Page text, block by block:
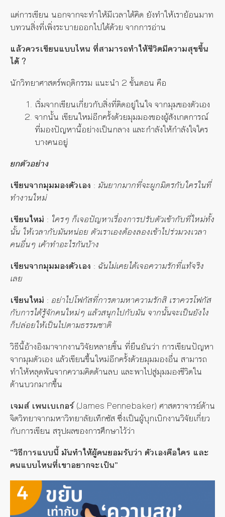
แต่การเขียน นอกจากจะทำให้มีเวลาได้คิด ยังทำให้เราย้อนมาท
บทวนสิ่งที่เพิ่งระบายออกไปได้ด้วย จากการอ่าน
แล้วควรเขียนแบบไหน ที่สามารถทำให้ชีวิตมีความสุขขึ้น
ได้ ?
นักวิทยาศาสตร์พฤติกรรม แนะนำ 2 ขั้นตอน คือ
เริ่มจากเขียนเกี่ยวกับสิ่งที่ติดอยู่ในใจ จากมุมของตัวเอง
จากนั้น เขียนใหม่อีกครั้งด้วยมุมมองของผู้สังเกตการณ์
ที่มองปัญหานี้อย่างเป็นกลาง และกำลังให้กำลังใจใคร
บางคนอยู่
ยกตัวอย่าง
เขียนจากมุมมองตัวเอง : มันยากมากที่จะผูกมิตรกับใครในที่
ทำงานใหม่
เขียนใหม่ : ใครๆ ก็เจอปัญหาเรื่องการปรับตัวเข้ากับที่ใหม่ทั้ง
นั้น ให้เวลากับมันหน่อย ตัวเราเองต้องลองเข้าไปร่วมวงเวลา
คนอื่นๆ เค้าทำอะไรกันบ้าง
เขียนจากมุมมองตัวเอง : ฉันไม่เคยได้เจอความรักที่แท้จริง
เลย
เขียนใหม่ : อย่าไปโฟกัสที่การตามหาความรักสิ เราควรโฟกัส
กับการได้รู้จักคนใหม่ๆ แล้วสนุกไปกับมัน จากนั้นจะเป็นยังไง
ก็ปล่อยให้เป็นไปตามธรรมชาติ
วิธีนี้อ้างอิงมาจากงานวิจัยหลายชิ้น ที่ยืนยันว่า การเขียนปัญหา
จากมุมตัวเอง แล้วเขียนขึ้นใหม่อีกครั้งด้วยมุมมองอื่น สามารถ
ทำให้หลุดพ้นจากความคิดด้านลบ และพาไปสู่มุมมองชีวิตใน
ด้านบวกมากขึ้น
เจมส์ เพนเบเกอร์(James Pennebaker) ศาสตราจารย์ด้าน
จิตวิทยาจากมหาวิทยาลัยเท็กซัส ซึ่งเป็นผู้บุกเบิกงานวิจัยเกี่ยว
กับการเขียน สรุปผลของการศึกษาไว้ว่า
“วิธีการแบบนี้ มันทำให้ผู้คนยอมรับว่า ตัวเองคือใคร และ
คนแบบไหนที่เขาอยากจะเป็น”